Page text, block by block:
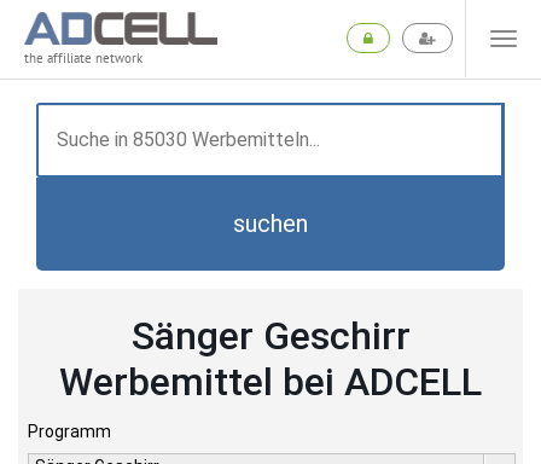
the affiliate network
suchen
Sänger Geschirr
Werbemittel bei ADCELL
Programm